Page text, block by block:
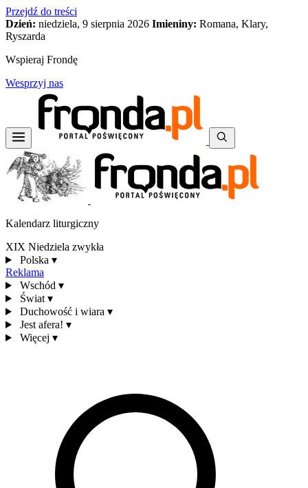
Przejdź do treści
Dzień: niedziela, 9 sierpnia 2026 Imieniny: Romana, Klary,
Ryszarda
Wspieraj Frondę
Wesprzyj nas
Kalendarz liturgiczny
XIX Niedziela zwykła
Polska ▾
Reklama
Wschód ▾
Świat ▾
Duchowość i wiara ▾
Jest afera! ▾
Więcej ▾